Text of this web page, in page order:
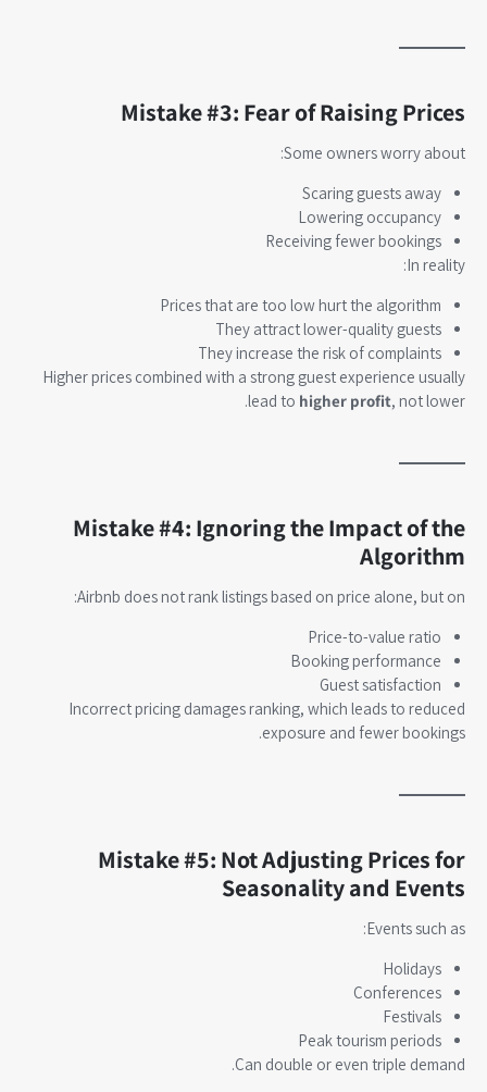
Mistake #3: Fear of Raising Prices
Some owners worry about:
Scaring guests away
Lowering occupancy
Receiving fewer bookings
In reality:
Prices that are too low hurt the algorithm
They attract lower-quality guests
They increase the risk of complaints
Higher prices combined with a strong guest experience usually
lead to higher profit, not lower.
Mistake #4: Ignoring the Impact of the
Algorithm
Airbnb does not rank listings based on price alone, but on:
Price-to-value ratio
Booking performance
Guest satisfaction
Incorrect pricing damages ranking, which leads to reduced
exposure and fewer bookings.
Mistake #5: Not Adjusting Prices for
Seasonality and Events
Events such as:
Holidays
Conferences
Festivals
Peak tourism periods
Can double or even triple demand.